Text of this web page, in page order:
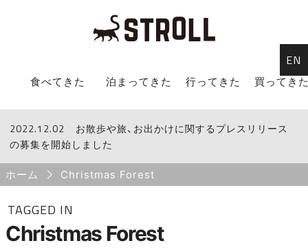
STROLL Menu
食べてきた 泊まってきた 行ってきた 買ってき
STROLLからのお知らせ
2022.12.02
お散歩や旅、お出かけに関するプレスリリース
の募集を開始しました
Breadcrumb
ホーム Christmas Forest
TAGGED IN
Christmas Forest
EN